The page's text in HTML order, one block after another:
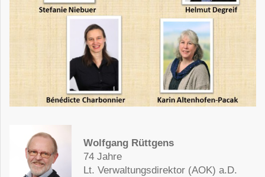
Wolfgang Rüttgens
74 Jahre
Lt. Verwaltungsdirektor (AOK) a.D.